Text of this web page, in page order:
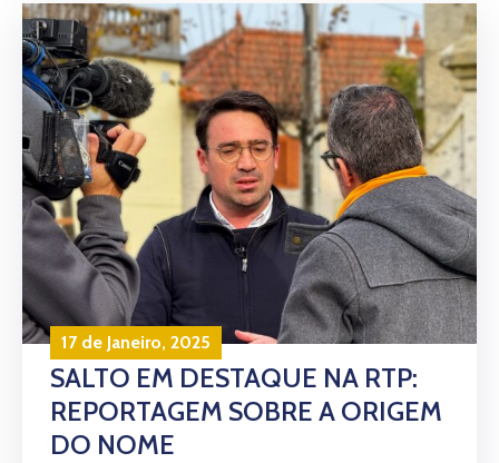
17 de Janeiro, 2025
SALTO EM DESTAQUE NA RTP:
REPORTAGEM SOBRE A ORIGEM
DO NOME